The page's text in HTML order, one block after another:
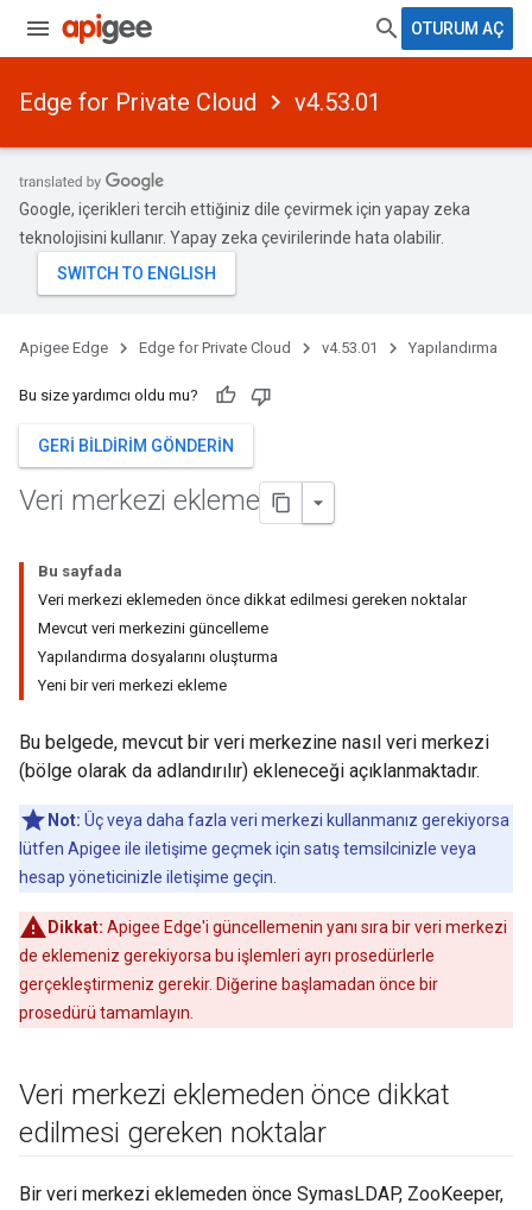
OTURUM AÇ
Edge for Private Cloud v4.53.01
Google, içerikleri tercih ettiğiniz dile çevirmek için yapay zeka
teknolojisini kullanır. Yapay zeka çevirilerinde hata olabilir.
Apigee Edge Edge for Private Cloud v4.53.01 Yapılandırma
Bu size yardımcı oldu mu?
GERI BILDIRIM GÖNDERIN
Veri merkezi ekleme
Bu sayfada
Veri merkezi eklemeden önce dikkat edilmesi gereken noktalar
Mevcut veri merkezini güncelleme
Yapılandırma dosyalarını oluşturma
Yeni bir veri merkezi ekleme
Bu belgede, mevcut bir veri merkezine nasıl veri merkezi
(bölge olarak da adlandırılır) ekleneceği açıklanmaktadır.
Not: Üç veya daha fazla veri merkezi kullanmanız gerekiyorsa
lütfen Apigee ile iletişime geçmek için satış temsilcinizle veya
hesap yöneticinizle iletişime geçin.
Dikkat: Apigee Edge'i güncellemenin yanı sıra bir veri merkezi
de eklemeniz gerekiyorsa bu işlemleri ayrı prosedürlerle
gerçekleştirmeniz gerekir. Diğerine başlamadan önce bir
prosedürü tamamlayın.
Veri merkezi eklemeden önce dikkat
edilmesi gereken noktalar
Bir veri merkezi eklemeden önce SymasLDAP, ZooKeeper,